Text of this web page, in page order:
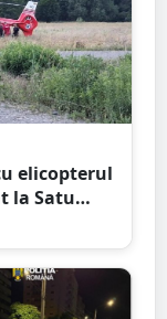
elicopterul
la Satu